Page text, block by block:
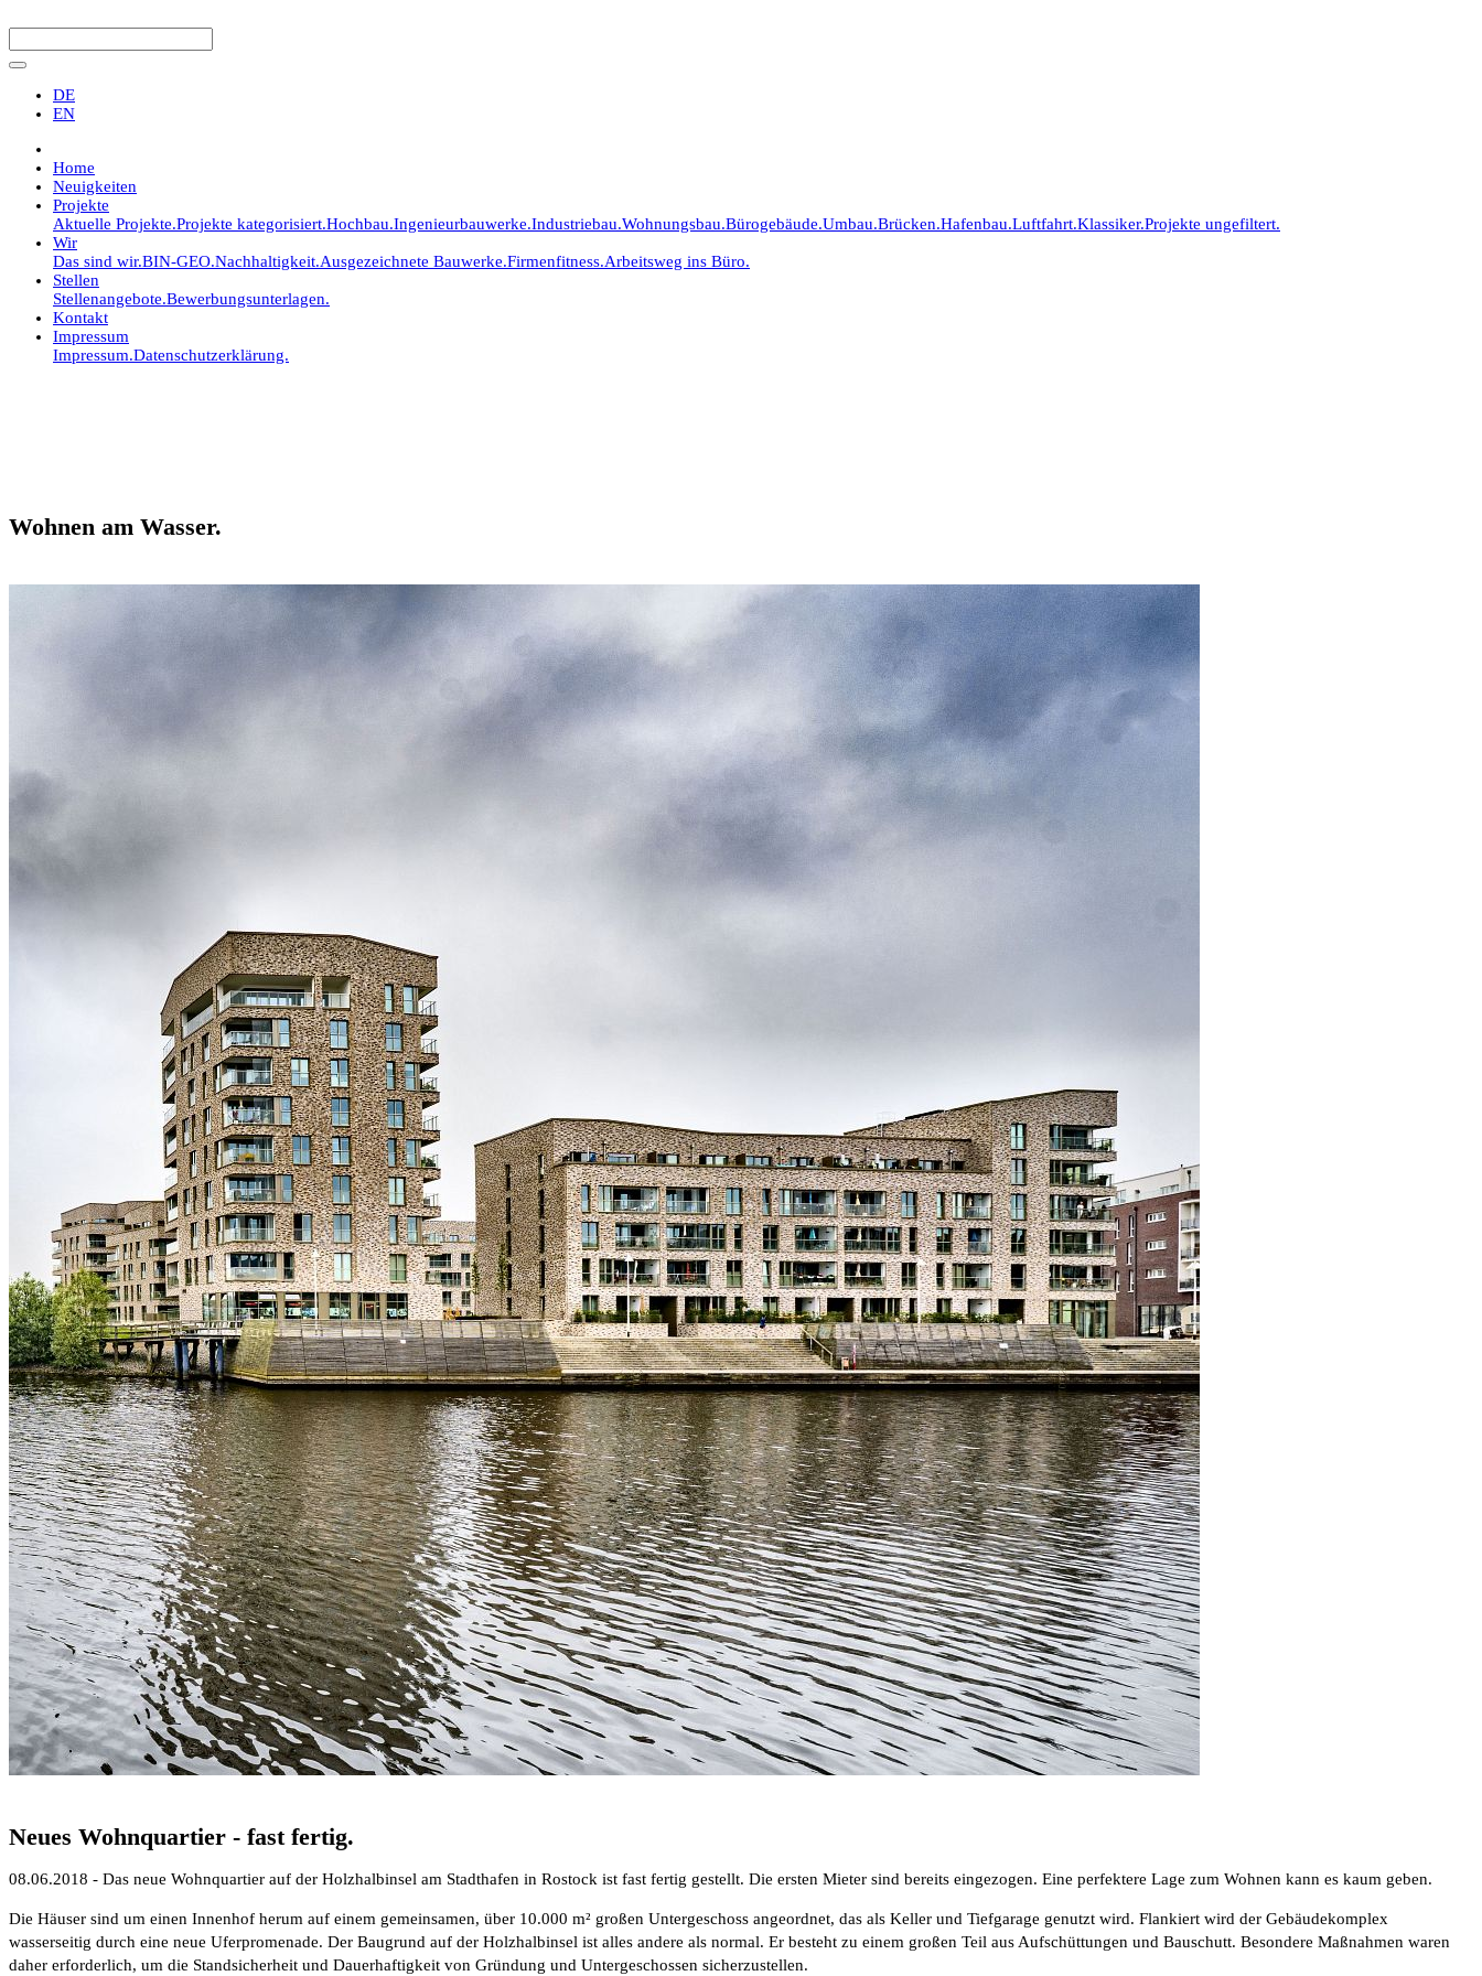
DE
EN
Home
Neuigkeiten
Projekte
Aktuelle Projekte.Projekte kategorisiert.Hochbau.Ingenieurbauwerke.Industriebau.Wohnungsbau.Bürogebäude.Umbau.Brücken.Hafenbau.Luftfahrt.Klassiker.Projekte ungefiltert.
Wir
Das sind wir.BIN-GEO.Nachhaltigkeit.Ausgezeichnete Bauwerke.Firmenfitness.Arbeitsweg ins Büro.
Stellen
Stellenangebote.Bewerbungsunterlagen.
Kontakt
Impressum
Impressum.Datenschutzerklärung.
Wohnen am Wasser.
Neues Wohnquartier - fast fertig.
08.06.2018 - Das neue Wohnquartier auf der Holzhalbinsel am Stadthafen in Rostock ist fast fertig gestellt. Die ersten Mieter sind bereits eingezogen. Eine perfektere Lage zum Wohnen kann es kaum geben.
Die Häuser sind um einen Innenhof herum auf einem gemeinsamen, über 10.000 m² großen Untergeschoss angeordnet, das als Keller und Tiefgarage genutzt wird. Flankiert wird der Gebäudekomplex
wasserseitig durch eine neue Uferpromenade. Der Baugrund auf der Holzhalbinsel ist alles andere als normal. Er besteht zu einem großen Teil aus Aufschüttungen und Bauschutt. Besondere Maßnahmen waren
daher erforderlich, um die Standsicherheit und Dauerhaftigkeit von Gründung und Untergeschossen sicherzustellen.